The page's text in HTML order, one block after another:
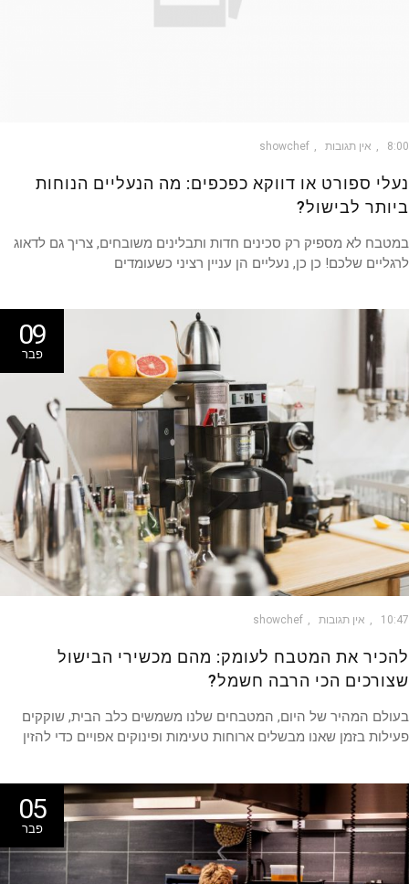
אין תגובות showchef
ספורט או דווקא כפכפים: מה הנעליים הנוחות
לבישול?
לא מספיק רק סכינים חדות ותבלינים משובחים, צריך גם לדאוג
שלכם! כן כן, נעליים הן עניין רציני כשעומדים
09
פבר
אין תגובות showchef
את המטבח לעומק: מהם מכשירי הבישול
הכי הרבה חשמל?
המהיר של היום, המטבחים שלנו משמשים כלב הבית, שוקקים
בזמן שאנו מבשלים ארוחות טעימות ופינוקים אפויים כדי להזין
05
פבר